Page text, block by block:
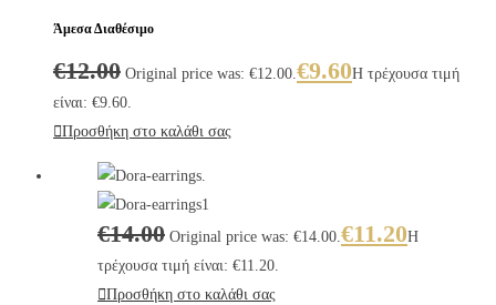
Άμεσα Διαθέσιμο
€12.00 Original price was: €12.00.€9.60Η τρέχουσα τιμή
είναι: €9.60.
Προσθήκη στο καλάθι σας
€14.00 Original price was: €14.00.€11.20Η
τρέχουσα τιμή είναι: €11.20.
Προσθήκη στο καλάθι σας